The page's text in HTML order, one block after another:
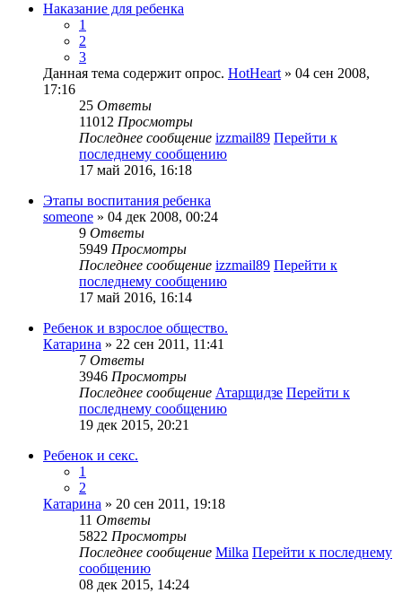
Наказание для ребенка
1
2
3
Данная тема содержит опрос. HotHeart » 04 сен 2008,
17:16
25 Ответы
11012 Просмотры
Последнее сообщение izzmail89 Перейти к
последнему сообщению
17 май 2016, 16:18
Этапы воспитания ребенка
someone » 04 дек 2008, 00:24
9 Ответы
5949 Просмотры
Последнее сообщение izzmail89 Перейти к
последнему сообщению
17 май 2016, 16:14
Ребенок и взрослое общество.
Катарина » 22 сен 2011, 11:41
7 Ответы
3946 Просмотры
Последнее сообщение Атарщидзе Перейти к
последнему сообщению
19 дек 2015, 20:21
Ребенок и секс.
1
2
Катарина » 20 сен 2011, 19:18
11 Ответы
5822 Просмотры
Последнее сообщение Milka Перейти к последнему
сообщению
08 дек 2015, 14:24